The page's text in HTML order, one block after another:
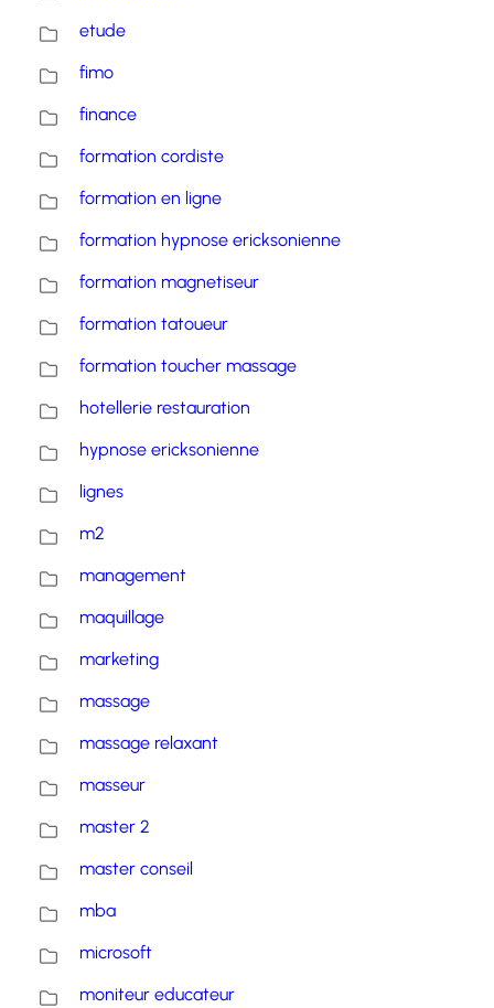
etude
fimo
finance
formation cordiste
formation en ligne
formation hypnose ericksonienne
formation magnetiseur
formation tatoueur
formation toucher massage
hotellerie restauration
hypnose ericksonienne
lignes
m2
management
maquillage
marketing
massage
massage relaxant
masseur
master 2
master conseil
mba
microsoft
moniteur educateur